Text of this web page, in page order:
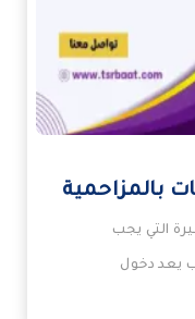
بالمزاحمية
التي يجب
يعد دخول